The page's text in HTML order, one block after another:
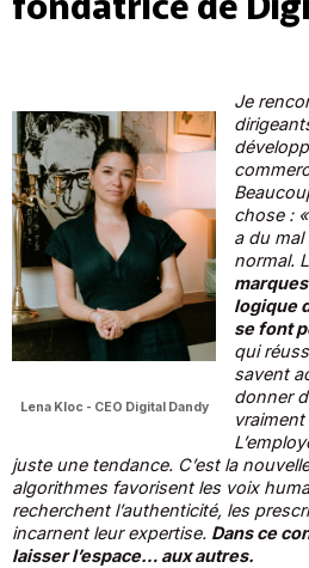
Lena Kloc - CEO Digital Dandy
Je
chose :
a du mal
normal.
logique
se font
qui
savent
donner
juste une tendance. C’est la
algorithmes favorisent les voix
recherchent l’authenticité, les
incarnent leur expertise. Dans ce
laisser l’espace… aux autres.